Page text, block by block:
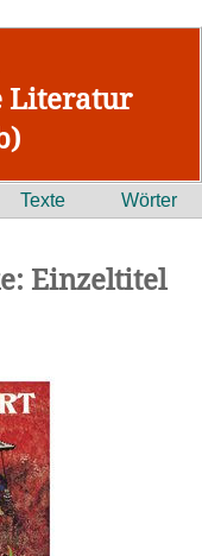
Literatur
Texte Wörter
Einzeltitel